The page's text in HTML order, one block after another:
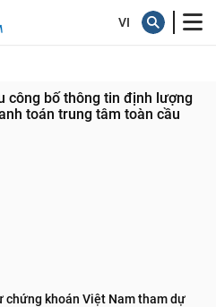
công bố thông tin định lượng
toán trung tâm toàn cầu
chứng khoán Việt Nam tham dự